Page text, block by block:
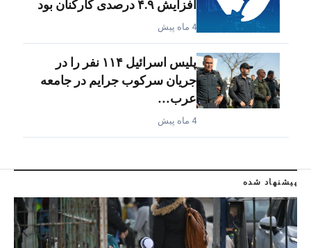
افزایش ۴.۹ درصدی کارکنان بود
4 ماه پیش
پلیس اسرائیل ۱۱۴ نفر را در
جریان سرکوب جرایم در جامعه
عرب…
4 ماه پیش
پیشنهاد شده